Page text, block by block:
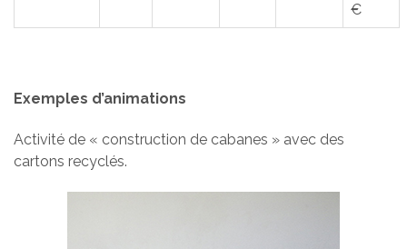
€
Exemples d’animations
Activité de « construction de cabanes » avec des
cartons recyclés.